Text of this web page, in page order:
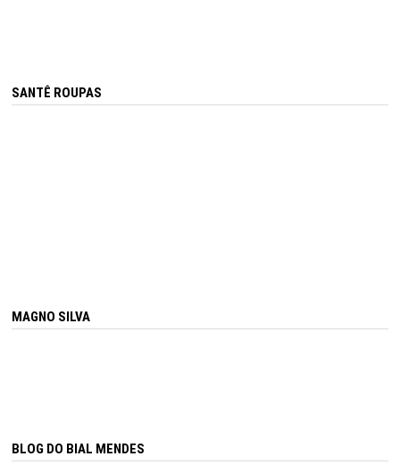
SANTÊ ROUPAS
MAGNO SILVA
BLOG DO BIAL MENDES